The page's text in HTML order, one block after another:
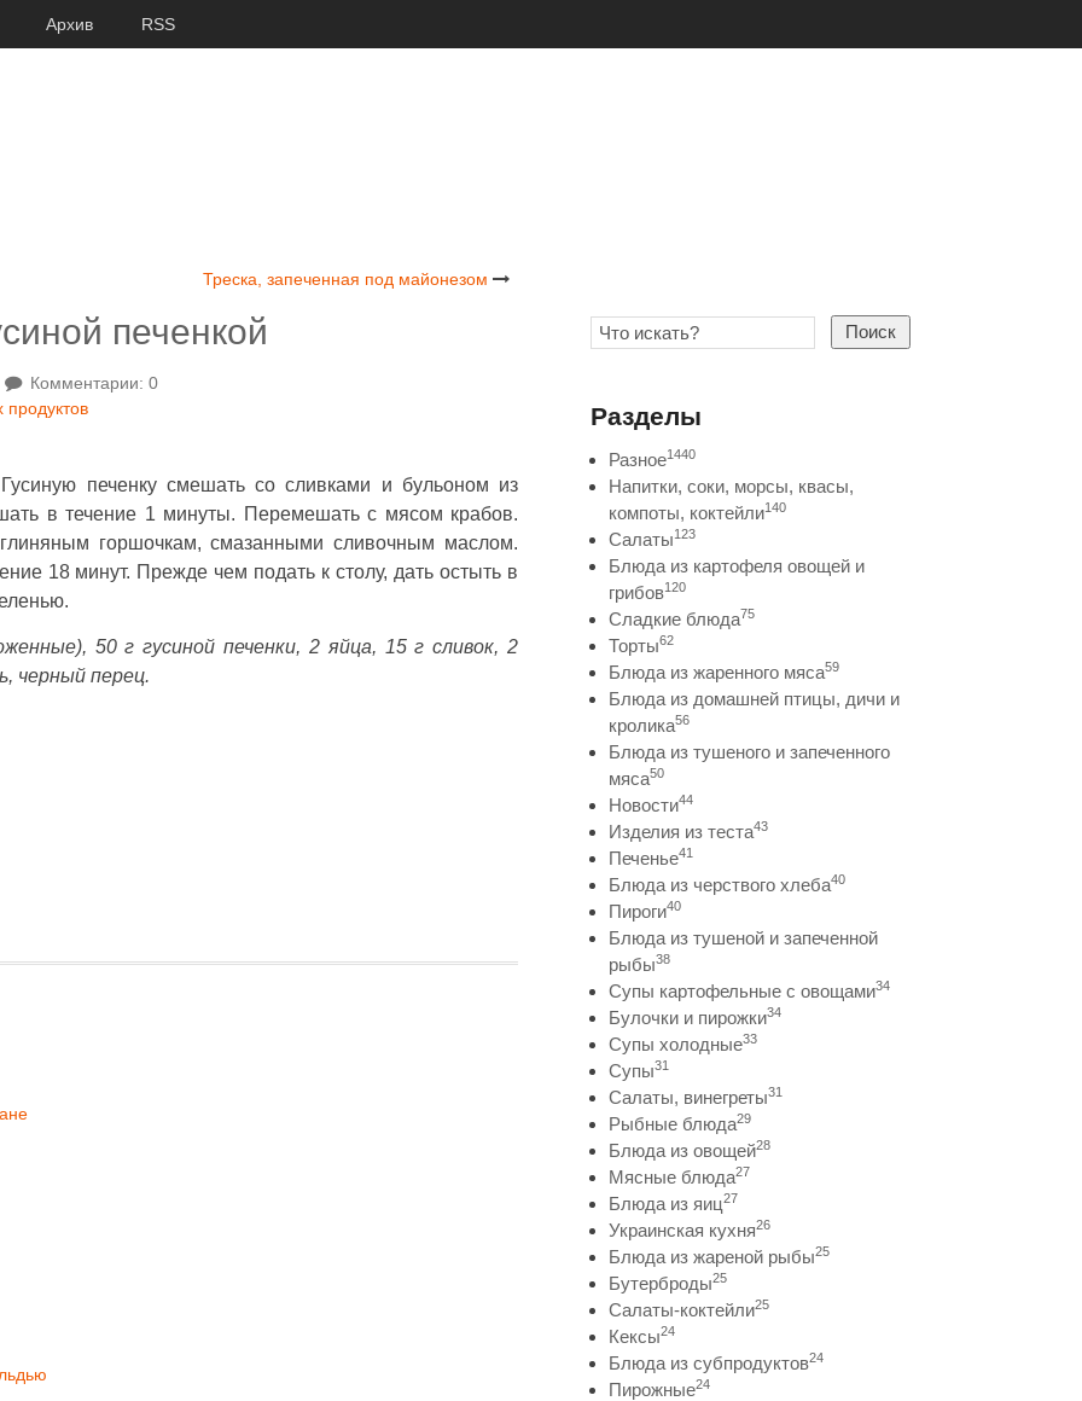
Архив RSS
Треска, запеченная под майонезом
печенкой
Комментарии: 0
печенку смешать со сливками и бульоном из
в течение 1 минуты. Перемешать с мясом крабов.
горшочкам, смазанными сливочным маслом.
18 минут. Прежде чем подать к столу, дать остыть в
50 г гусиной печенки, 2 яйца, 15 г сливок, 2
черный перец.
Поиск
Разделы
Разное1440
Напитки, соки, морсы, квасы,
компоты, коктейли140
Салаты123
Блюда из картофеля овощей и
грибов120
Сладкие блюда75
Торты62
Блюда из жаренного мяса59
Блюда из домашней птицы, дичи и
кролика56
Блюда из тушеного и запеченного
мяса50
Новости44
Изделия из теста43
Печенье41
Блюда из черствого хлеба40
Пироги40
Блюда из тушеной и запеченной
рыбы38
Супы картофельные с овощами34
Булочки и пирожки34
Супы холодные33
Супы31
Салаты, винегреты31
Рыбные блюда29
Блюда из овощей28
Мясные блюда27
Блюда из яиц27
Украинская кухня26
Блюда из жареной рыбы25
Бутерброды25
Салаты-коктейли25
Кексы24
Блюда из субпродуктов24
Пирожные24